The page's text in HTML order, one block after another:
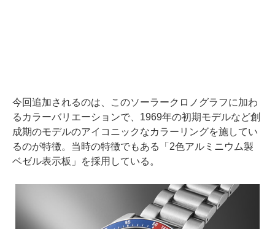
今回追加されるのは、このソーラークロノグラフに加わ
るカラーバリエーションで、1969年の初期モデルなど創
成期のモデルのアイコニックなカラーリングを施してい
るのが特徴。当時の特徴でもある「2色アルミニウム製
ベゼル表示板」を採用している。